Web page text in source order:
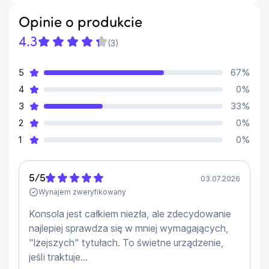
512 GB SSD M.2 NVMe + czytnik microSD —
błyskawiczne ładowanie i łatwe rozszerzenie
miejsca
Windows 11 Home — pełna swoboda instalacji gier i
aplikacji PC
Ekran 7'' 120 Hz z FreeSync Premium
Ciesz się ostrym obrazem 1920 × 1080 i
częstotliwością odświeżania 120 Hz. FreeSync
Premium redukuje rozrywanie i zacięcia, dzięki
czemu akcja pozostaje płynna nawet w
dynamicznych tytułach.
Wydajność i pamięć
Sercem konsoli jest AMD Ryzen Z2 A (4 rdzenie/8
wątków) z iGPU RDNA 2. 16 GB LPDDR5X ułatwia
Opinie o produkcie
4.3
(3)
5 67%
4
0%
3
33%
2
0%
1
0%
5/5
Wynajem zweryfikowany
03.07.2026
Konsola jest całkiem niezła, ale zdecydowanie
najlepiej sprawdza się w mniej wymagających,
"lżejszych" tytułach. To świetne urządzenie,
jeśli traktuje...